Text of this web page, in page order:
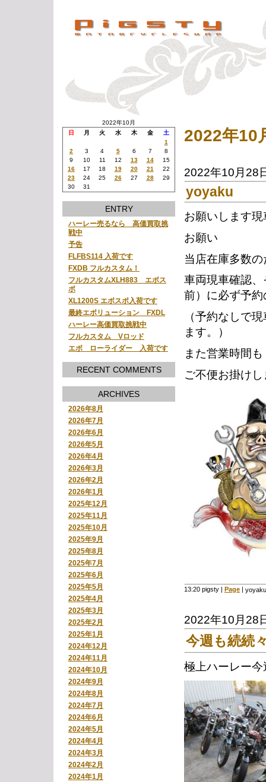
2022年10月
日
月 火 水 木 金
土
1
2
3 4 5 6 7
8
9
10 11 12 13 14
15
16
17 18 19 20 21
22
23
24 25 26 27 28
29
30
31
ENTRY
ハーレー売るなら 高価買取挑
戦中
予告
FLFBS114 入荷です
FXDB フルカスタム！
フルカスタムXLH883 エボス
ポ
XL1200S エボスポ入荷です
最終エボリューション FXDL
ハーレー高価買取挑戦中
フルカスタム Vロッド
エボ ローライダー 入荷です
RECENT COMMENTS
ARCHIVES
2026年8月
2026年7月
2026年6月
2026年5月
2026年4月
2026年3月
2026年2月
2026年1月
2025年12月
2025年11月
2025年10月
2025年9月
2025年8月
2025年7月
2025年6月
2025年5月
2025年4月
2025年3月
2025年2月
2025年1月
2024年12月
2024年11月
2024年10月
2024年9月
2024年8月
2024年7月
2024年6月
2024年5月
2024年4月
2024年3月
2024年2月
2024年1月
2022年10
2022年10月28
yoyaku
お願いします
お願い
当店在庫多数
車両現車確認
前）に必ず予
（予約なしで
ます。）
また営業時間
ご不便お掛け
13:20 pigsty Page
2022年10月28
今週も続続
極上ハーレー